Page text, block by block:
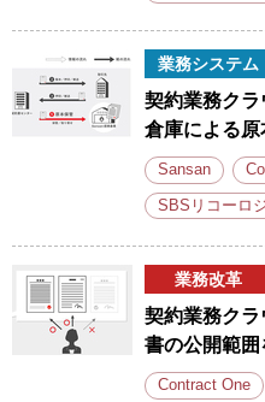
業務システム
契約業務ク
倉庫による
Sansan
SBSリコーロ
業務改革
契約業務ク
書の公開範
Contract One